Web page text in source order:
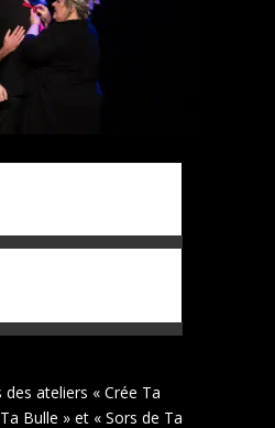
des ateliers « Crée Ta
Bulle » et « Sors de Ta